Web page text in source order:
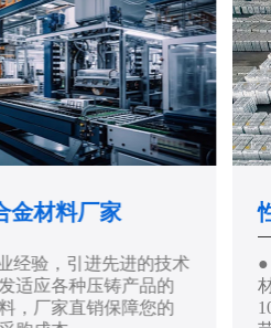
金材料厂家
经验，引进先进的技术
适应各种压铸产品的
，厂家直销保障您的